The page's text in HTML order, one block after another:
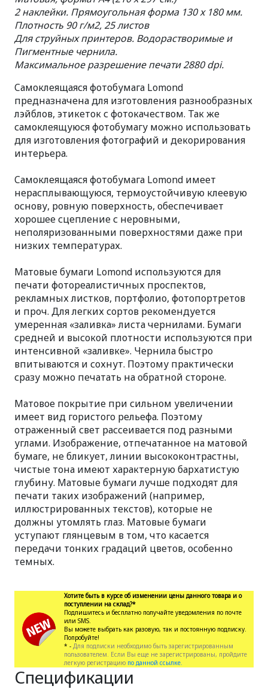
2 наклейки. Прямоугольная форма 130 x 180 мм.
Плотность 90 г/м2, 25 листов
Для струйных принтеров. Водорастворимые и
Пигментные чернила.
Максимальное разрешение печати 2880 dpi.
Cамоклеящаяся фотобумага Lomond
предназначена для изготовления разнообразных
лэйблов, этикеток с фотокачеством. Так же
самоклеящуюся фотобумагу можно использовать
для изготовления фотографий и декорирования
интерьера.
Cамоклеящаяся фотобумага Lomond имеет
нерасплывающуюся, термоустойчивую клеевую
основу, ровную поверхность, обеспечивает
хорошее сцепление с неровными,
неполяризованными поверхностями даже при
низких температурах.
Матовые бумаги Lomond используются для
печати фотореалистичных проспектов,
рекламных листков, портфолио, фотопортретов
и проч. Для легких сортов рекомендуется
умеренная «заливка» листа чернилами. Бумаги
средней и высокой плотности используются при
интенсивной «заливке». Чернила быстро
впитываются и сохнут. Поэтому практически
сразу можно печатать на обратной стороне.
Матовое покрытие при сильном увеличении
имеет вид гористого рельефа. Поэтому
отраженный свет рассеивается под разными
углами. Изображение, отпечатанное на матовой
бумаге, не бликует, линии высококонтрастны,
чистые тона имеют характерную бархатистую
глубину. Матовые бумаги лучше подходят для
печати таких изображений (например,
иллюстрированных текстов), которые не
должны утомлять глаз. Матовые бумаги
уступают глянцевым в том, что касается
передачи тонких градаций цветов, особенно
темных.
Хотите быть в курсе об изменении цены данного товара и о
поступлении на склад?*
Подпишитесь и бесплатно получайте уведомления по почте
или SMS.
Вы можете выбрать как разовую, так и постоянную подписку.
Попробуйте!
* - Для подписки необходимо быть зарегистрированным
пользователем. Если Вы еще не зарегистрированы, пройдите
легкую регистрацию по данной ссылке.
Спецификации